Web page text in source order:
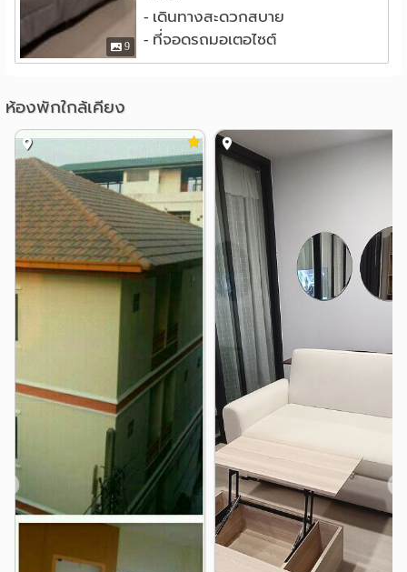
เดอะ แพลทินัม แฟชั่น มอลล์
เซ็นทรัลเวิลด์ 1.2 กม.
โรงพยาบาล
รพ.พญาไท 1
รพ. พญาไท 1 1.3 กม. รพ.ตำรวจ
รพ.หัวเฉียว 1.5 กม.
อื่นๆ
ทางแยกต่างระดับพญาไท 0.9 กม.
สถาบันนิติเวชวิทยา 1.1 กม.
กรมแพทย์ทหารบก 1.2 กม.
สวนสันติภาพ
1.8 กม. แยกหมอมี
9
- เดินทางสะดวกสบาย
- ที่จอดรถมอเตอไซต์
ห้องพักใกล้เคียง
❯